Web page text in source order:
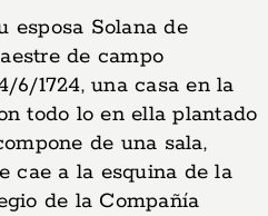
esposa Solana de
de campo
6/1724, una casa en la
todo lo en ella plantado
de una sala,
cae a la esquina de la
de la Compañía